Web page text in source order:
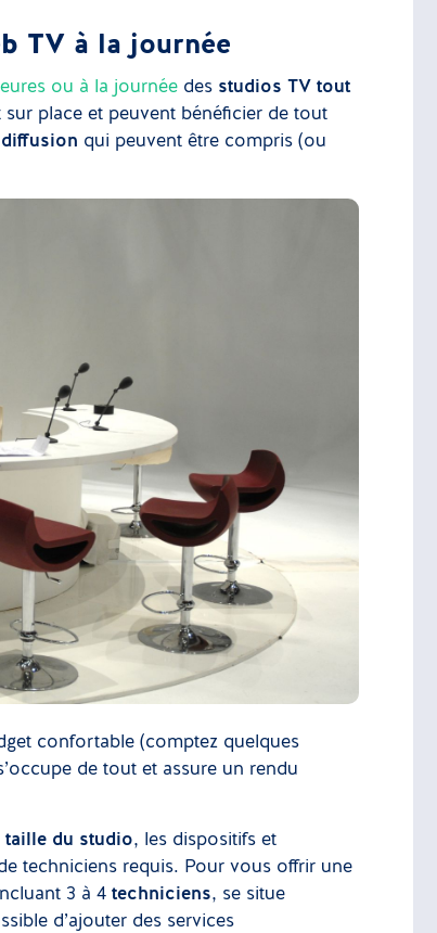
TV à la journée
ou à la journée des studios TV tout
place et peuvent bénéficier de tout
qui peuvent être compris (ou
confortable (comptez quelques
de tout et assure un rendu
taille du studio, les dispositifs et
techniciens requis. Pour vous offrir une
3 à 4techniciens, se situe
d’ajouter des services